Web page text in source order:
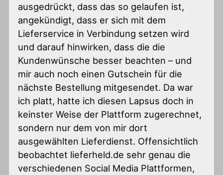
ausgedrückt, dass das so gelaufen ist,
angekündigt, dass er sich mit dem
Lieferservice in Verbindung setzen wird
und darauf hinwirken, dass die die
Kundenwünsche besser beachten – und
mir auch noch einen Gutschein für die
nächste Bestellung mitgesendet. Da war
ich platt, hatte ich diesen Lapsus doch in
keinster Weise der Plattform zugerechnet,
sondern nur dem von mir dort
ausgewählten Lieferdienst. Offensichtlich
beobachtet lieferheld.de sehr genau die
verschiedenen Social Media Plattformen,